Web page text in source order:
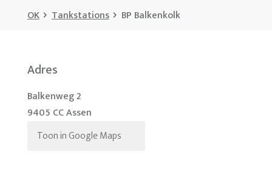
OK Tankstations BP Balkenkolk
Adres
Balkenweg 2
9405 CC Assen
Toon in Google Maps